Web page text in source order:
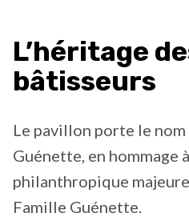
L’héritage
bâtisseurs
Le pavillon porte le
Guénette, en hommage
philanthropique
Famille Guénette.